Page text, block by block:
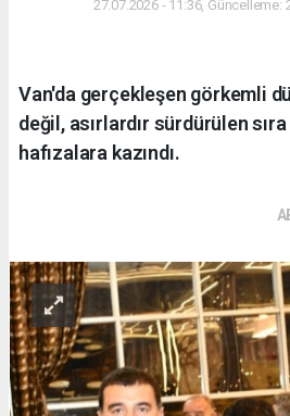
27.07.2026 - 11:36, Güncelleme:
Van'da gerçekleşen görkemli
değil, asırlardır sürdürülen sıra
hafızalara kazındı.